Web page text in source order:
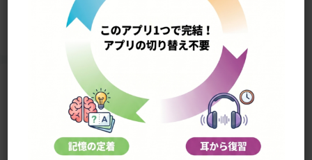
このサイトについて
単語の検索法
ローマ字表